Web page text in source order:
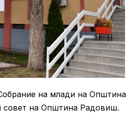
на млади на
совет на Општина Радовиш.